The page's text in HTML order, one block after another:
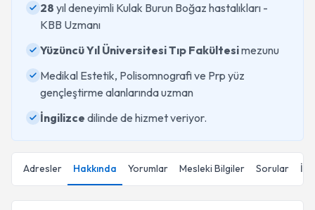
28 yıl deneyimli Kulak Burun Boğaz hastalıkları -
KBB Uzmanı
Yüzüncü Yıl Üniversitesi Tıp Fakültesimezunu
Medikal Estetik, Polisomnografi ve Prp yüz
gençleştirme alanlarında uzman
İngilizce dilinde de hizmet veriyor.
Adresler Hakkında Yorumlar Mesleki Bilgiler Sorular